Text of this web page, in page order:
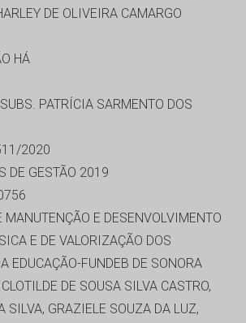
DE OLIVEIRA CAMARGO
HÁ
PATRÍCIA SARMENTO DOS
2020
DE GESTÃO 2019
MANUTENÇÃO E DESENVOLVIMENTO
E DE VALORIZAÇÃO DOS
EDUCAÇÃO-FUNDEB DE SONORA
CLOTILDE DE SOUSA SILVA CASTRO,
SILVA, GRAZIELE SOUZA DA LUZ,